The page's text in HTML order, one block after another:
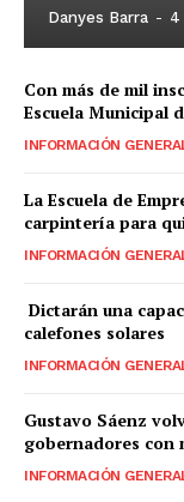
Danyes Barra - 4
Con más de mil
Escuela Municipal
INFORMACIÓN
La Escuela de
carpintería para
INFORMACIÓN
Dictarán una
calefones solares
INFORMACIÓN
Gustavo Sáenz
gobernadores con
INFORMACIÓN